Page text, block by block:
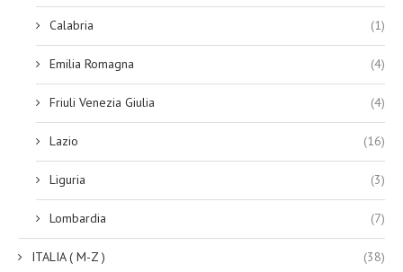
Calabria (1)
Emilia Romagna (4)
Friuli Venezia Giulia (4)
Lazio (16)
Liguria (3)
Lombardia (7)
ITALIA ( M-Z ) (38)